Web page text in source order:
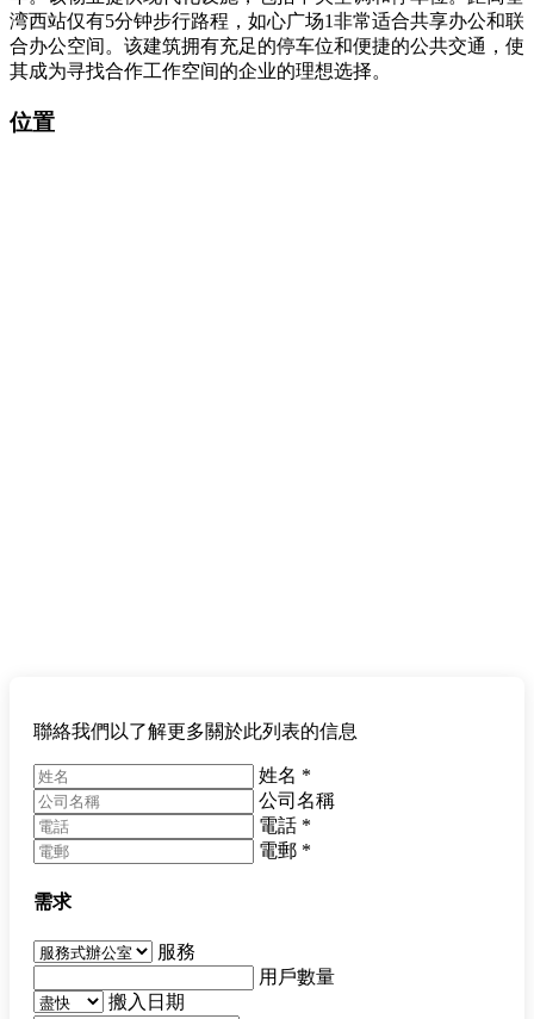
湾西站仅有5分钟步行路程，如心广场1非常适合共享办公和联
合办公空间。该建筑拥有充足的停车位和便捷的公共交通，使
其成为寻找合作工作空间的企业的理想选择。
位置
聯絡我們以了解更多關於此列表的信息
姓名 *
公司名稱
電話 *
電郵 *
需求
服務
用戶數量
搬入日期